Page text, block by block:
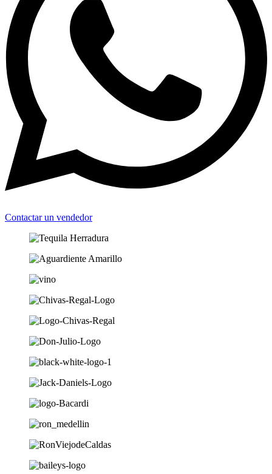
Contactar un vendedor